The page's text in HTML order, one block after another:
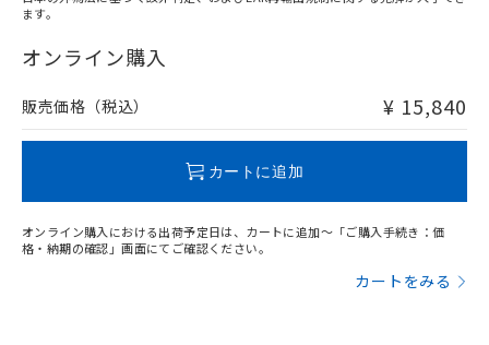
在庫等で未対応品が混在する可能性があります。
問い合わせください。
ます。
オンライン購入
販売価格（税込） ¥ 15,840
カートに追加
オンライン購入における出荷予定日は、カートに追加～「ご購入手続き：価
格・納期の確認」画面にてご確認ください。
カートをみる